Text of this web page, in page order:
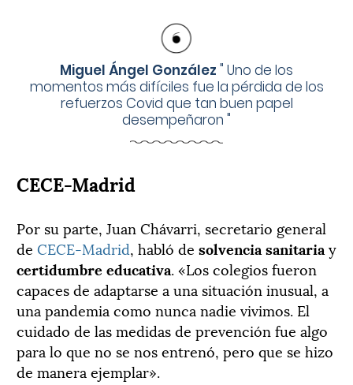
Miguel Ángel González " Uno de los
momentos más difíciles fue la pérdida de los
refuerzos Covid que tan buen papel
desempeñaron "
CECE-Madrid
Por su parte, Juan Chávarri, secretario general
de CECE-Madrid, habló de solvencia sanitaria y
certidumbre educativa. «Los colegios fueron
capaces de adaptarse a una situación inusual, a
una pandemia como nunca nadie vivimos. El
cuidado de las medidas de prevención fue algo
para lo que no se nos entrenó, pero que se hizo
de manera ejemplar».